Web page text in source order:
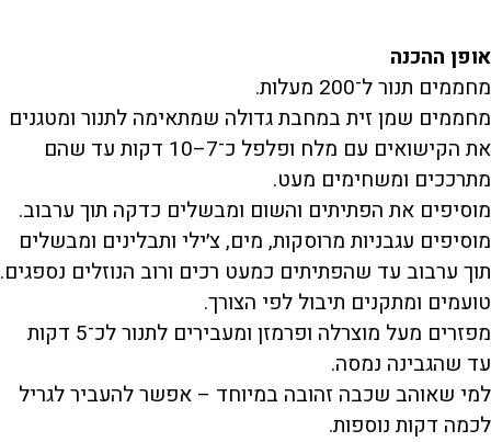
אופן ההכנה
מחממים תנור ל־200 מעלות.
מחממים שמן זית במחבת גדולה שמתאימה לתנור ומטגנים
את הקישואים עם מלח ופלפל כ־7–10 דקות עד שהם
מתרככים ומשחימים מעט.
מוסיפים את הפתיתים והשום ומבשלים כדקה תוך ערבוב.
מוסיפים עגבניות מרוסקות, מים, צ׳ילי ותבלינים ומבשלים
תוך ערבוב עד שהפתיתים כמעט רכים ורוב הנוזלים נספגים.
טועמים ומתקנים תיבול לפי הצורך.
מפזרים מעל מוצרלה ופרמזן ומעבירים לתנור לכ־5 דקות
עד שהגבינה נמסה.
למי שאוהב שכבה זהובה במיוחד – אפשר להעביר לגריל
לכמה דקות נוספות.